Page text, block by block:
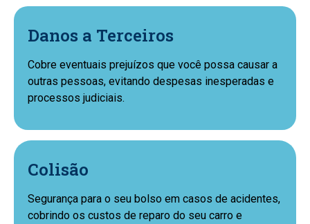
Danos a Terceiros
Cobre eventuais prejuízos que você possa causar a
outras pessoas, evitando despesas inesperadas e
processos judiciais.
Colisão
Segurança para o seu bolso em casos de acidentes,
cobrindo os custos de reparo do seu carro e